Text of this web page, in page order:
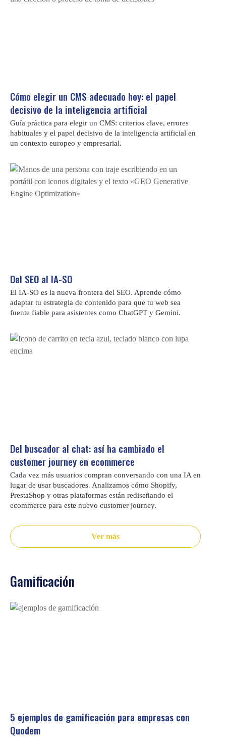
Cómo elegir un CMS adecuado hoy: el papel
decisivo de la inteligencia artificial
Guía práctica para elegir un CMS: criterios clave, errores
habituales y el papel decisivo de la inteligencia artificial en
un contexto europeo y empresarial.
Del SEO al IA-SO
El IA-SO es la nueva frontera del SEO. Aprende cómo
adaptar tu estrategia de contenido para que tu web sea
fuente fiable para asistentes como ChatGPT y Gemini.
Del buscador al chat: así ha cambiado el
customer journey en ecommerce
Cada vez más usuarios compran conversando con una IA en
lugar de usar buscadores. Analizamos cómo Shopify,
PrestaShop y otras plataformas están rediseñando el
ecommerce para este nuevo customer journey.
Ver más
Gamificación
5 ejemplos de gamificación para empresas con
Quodem